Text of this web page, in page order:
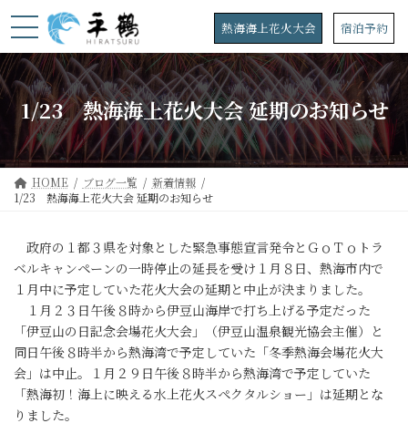
ン
ン
ツ
へ
プ
ビ
ー
シ
ョ
動
熱海海上花火大会 宿泊予約
1/23 熱海海上花火大会 延期のお知らせ
HOME ブログ一覧
新着情報
1/23 熱海海上花火大会 延期のお知らせ
政府の１都３県を対象とした緊急事態宣言発令とＧｏＴｏトラ
ベルキャンペーンの一時停止の延長を受け１月８日、熱海市内で
１月中に予定していた花火大会の延期と中止が決まりました。
１月２３日午後８時から伊豆山海岸で打ち上げる予定だった
「伊豆山の日記念会場花火大会」（伊豆山温泉観光協会主催）と
同日午後８時半から熱海湾で予定していた「冬季熱海会場花火大
会」は中止。１月２９日午後８時半から熱海湾で予定していた
「熱海初！海上に映える水上花火スペクタルショー」は延期とな
りました。